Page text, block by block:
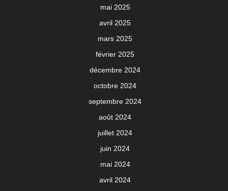
mai 2025
avril 2025
mars 2025
février 2025
décembre 2024
octobre 2024
septembre 2024
août 2024
juillet 2024
juin 2024
mai 2024
avril 2024